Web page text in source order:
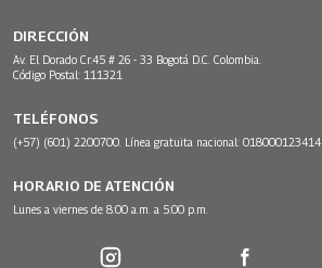
DIRECCIÓN
Av. El Dorado Cr.45 # 26 - 33 Bogotá D.C. Colombia.
Código Postal: 111321
TELÉFONOS
(+57) (601) 2200700. Línea gratuita nacional: 018000123414
HORARIO DE ATENCIÓN
Lunes a viernes de 8:00 a.m. a 5:00 p.m.